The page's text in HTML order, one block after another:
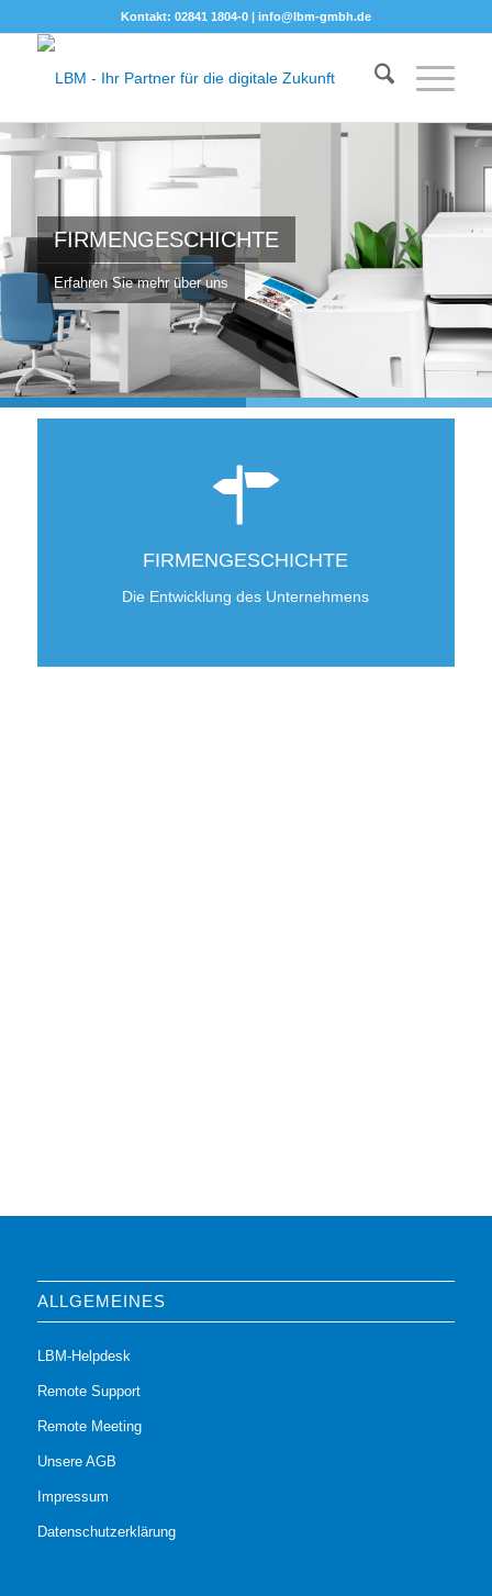
Kontakt: 02841 1804-0 | info@lbm-gmbh.de
FIRMENGESCHICHTE
Erfahren Sie mehr über uns
FIRMENGESCHICHTE
Die Entwicklung des Unternehmens
ALLGEMEINES
LBM-Helpdesk
Remote Support
Remote Meeting
Unsere AGB
Impressum
Datenschutzerklärung